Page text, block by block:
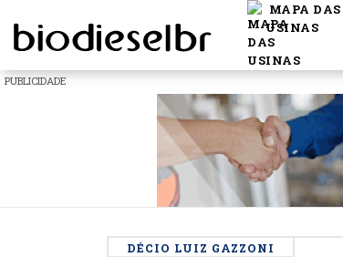
MAPA DAS
USINAS
PUBLICIDADE
DÉCIO LUIZ GAZZONI